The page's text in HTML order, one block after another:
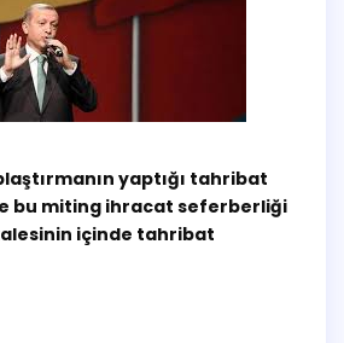
yaptığı tahribat
bu miting ihracat seferberliği
içinde tahribat